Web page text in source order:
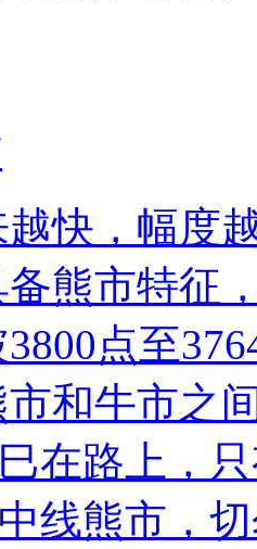
快，幅度
备熊市特征
3800点至
和牛市之
在路上，
线熊市，